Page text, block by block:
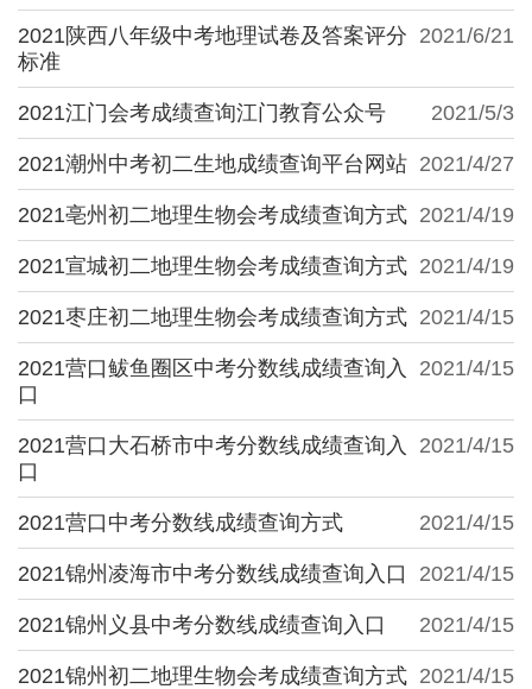
2021/6/21
2021陕西八年级中考地理试卷及答案评分
标准
2021/5/3
2021江门会考成绩查询江门教育公众号
2021/4/27
2021潮州中考初二生地成绩查询平台网站
2021/4/19
2021亳州初二地理生物会考成绩查询方式
2021/4/19
2021宣城初二地理生物会考成绩查询方式
2021/4/15
2021枣庄初二地理生物会考成绩查询方式
2021/4/15
2021营口鲅鱼圈区中考分数线成绩查询入
口
2021/4/15
2021营口大石桥市中考分数线成绩查询入
口
2021/4/15
2021营口中考分数线成绩查询方式
2021/4/15
2021锦州凌海市中考分数线成绩查询入口
2021/4/15
2021锦州义县中考分数线成绩查询入口
2021/4/15
2021锦州初二地理生物会考成绩查询方式